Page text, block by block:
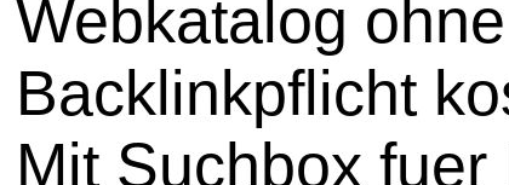
Webkatalog ohne
Backlinkpflicht
Mit Suchbox fuer